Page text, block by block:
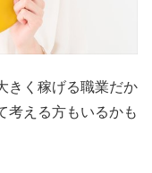
きく稼げる職業だか
考える方もいるかも